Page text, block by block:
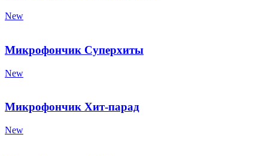
New
Микрофончик Суперхиты
New
Микрофончик Хит-парад
New